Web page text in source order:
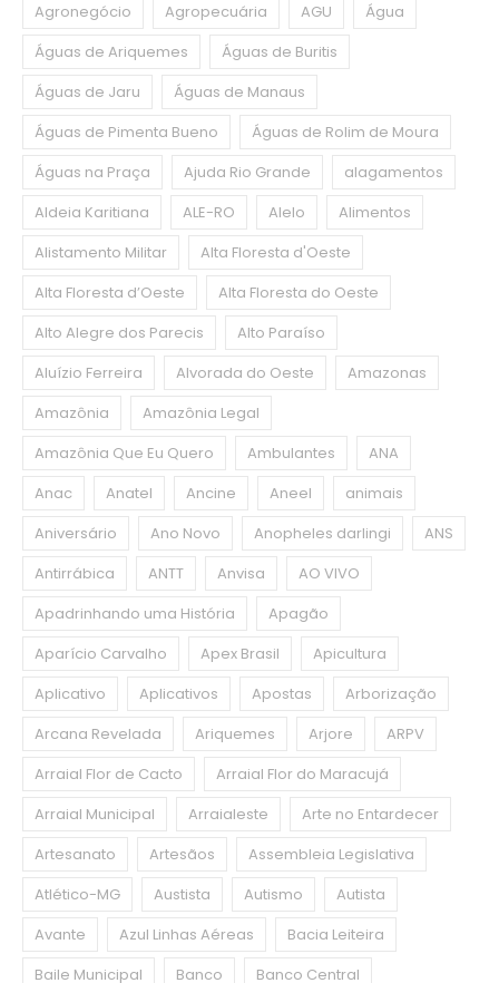
Agronegócio
Agropecuária AGU
Água
Águas de Ariquemes
Águas de Buritis
Águas de Jaru
Águas de Manaus
Águas de Pimenta Bueno
Águas de Rolim de Moura
Águas na Praça
Ajuda Rio Grande
alagamentos
Aldeia Karitiana
ALE-RO Alelo
Alimentos
Alistamento Militar
Alta Floresta d'Oeste
Alta Floresta d’Oeste
Alta Floresta do Oeste
Alto Alegre dos Parecis
Alto Paraíso
Aluízio Ferreira
Alvorada do Oeste
Amazonas
Amazônia
Amazônia Legal
Amazônia Que Eu Quero
Ambulantes
ANA
Anac
Anatel Ancine Aneel
animais
Aniversário
Ano Novo Anopheles darlingi
ANS
Antirrábica
ANTT Anvisa
AO VIVO
Apadrinhando uma História
Apagão
Aparício Carvalho
Apex Brasil
Apicultura
Aplicativo
Aplicativos Apostas
Arborização
Arcana Revelada
Ariquemes Arjore
ARPV
Arraial Flor de Cacto
Arraial Flor do Maracujá
Arraial Municipal
Arraialeste
Arte no Entardecer
Artesanato
Artesãos
Assembleia Legislativa
Atlético-MG
Austista Autismo
Autista
Avante
Azul Linhas Aéreas
Bacia Leiteira
Baile Municipal
Banco Banco Central